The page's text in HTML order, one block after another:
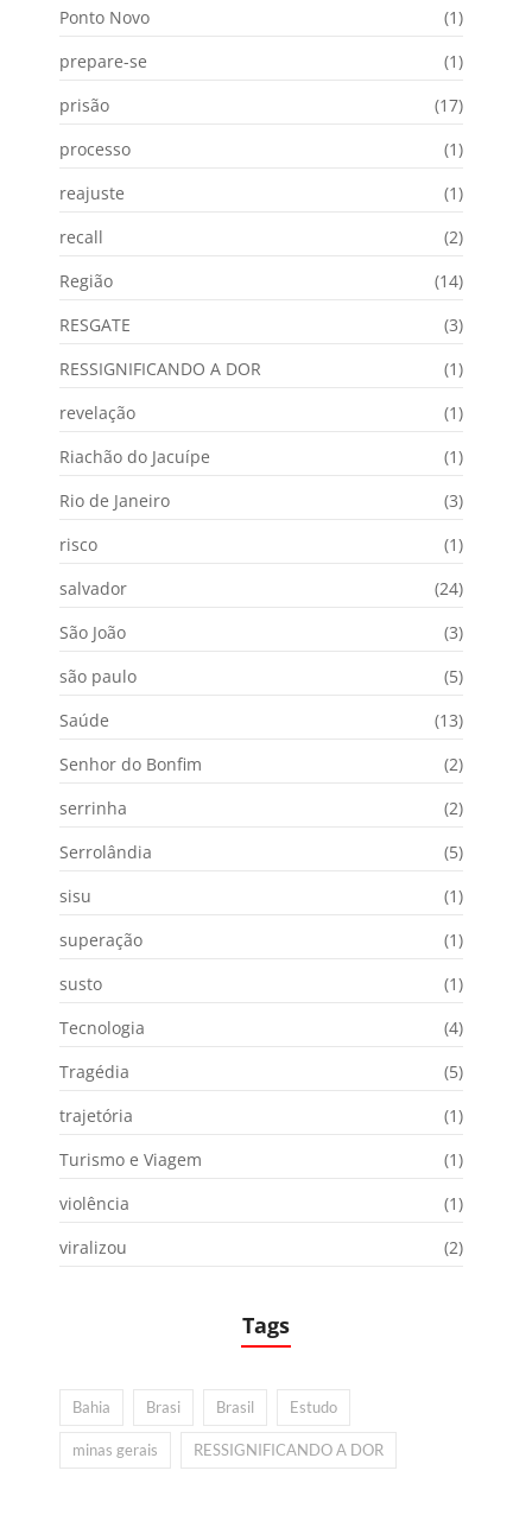
Ponto Novo
(1)
prepare-se
(1)
prisão
(17)
processo
(1)
reajuste
(1)
recall
(2)
Região
(14)
RESGATE
(3)
RESSIGNIFICANDO A DOR
(1)
revelação
(1)
Riachão do Jacuípe
(1)
Rio de Janeiro
(3)
risco
(1)
salvador
(24)
São João
(3)
são paulo
(5)
Saúde
(13)
Senhor do Bonfim
(2)
serrinha
(2)
Serrolândia
(5)
sisu
(1)
superação
(1)
susto
(1)
Tecnologia
(4)
Tragédia
(5)
trajetória
(1)
Turismo e Viagem
(1)
violência
(1)
viralizou
(2)
Tags
Bahia Brasi Brasil Estudo
minas gerais RESSIGNIFICANDO A DOR